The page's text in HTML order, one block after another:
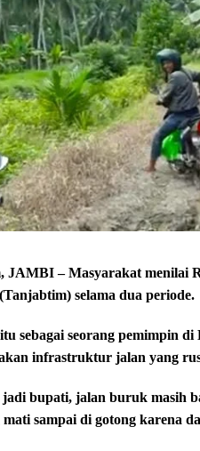
JAMBI – Masyarakat menilai
selama dua periode.
sebagai seorang pemimpin
infrastruktur jalan yang
jadi bupati, jalan buruk masih
sampai di gotong karena